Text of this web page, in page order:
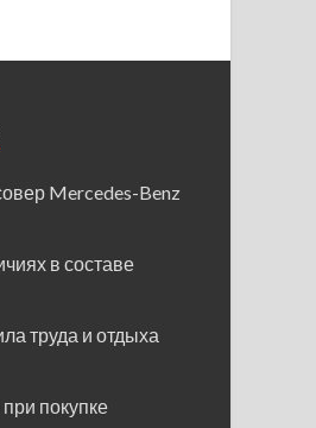
Mercedes-Benz
в составе
труда и отдыха
покупке